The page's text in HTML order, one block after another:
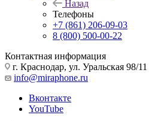
Назад
Телефоны
+7 (861) 206-09-03
8 (800) 500-00-22
Контактная информация
г. Краснодар, ул. Уральская 98/11
info@miraphone.ru
Вконтакте
YouTube